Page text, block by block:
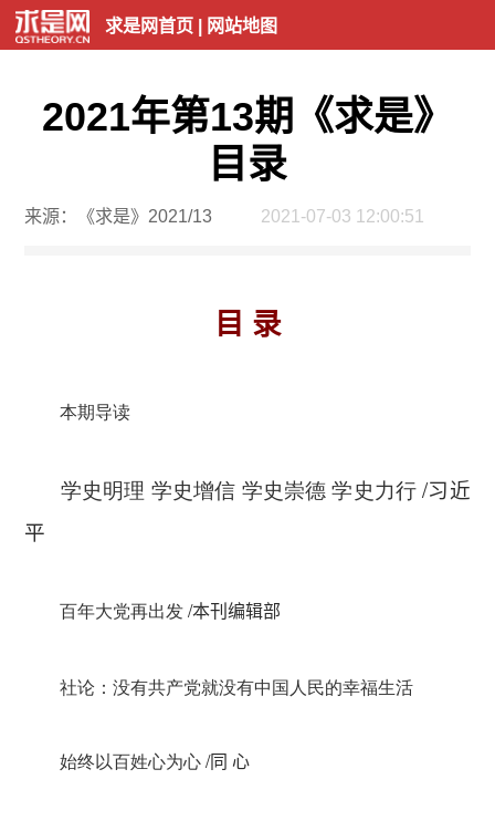
求是网首页| 网站地图
2021年第13期《求是》
目录
来源：《求是》2021/13 2021-07-03 12:00:51
目 录
本期导读
学史明理 学史增信 学史崇德 学史力行/习近
平
百年大党再出发/本刊编辑部
社论：没有共产党就没有中国人民的幸福生活
始终以百姓心为心/同 心